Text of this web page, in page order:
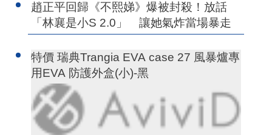
趙正平回歸《不熙娣》爆被封殺！放話
「林襄是小S 2.0」 讓她氣炸當場暴走
特價 瑞典Trangia EVA case 27 風暴爐專
用EVA 防護外盒(小)-黑